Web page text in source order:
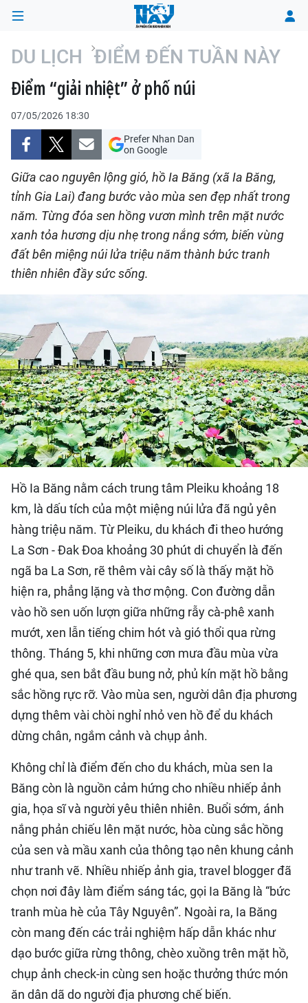
TRANG CHỦ
THỜI SỰ
CHÍNH TRỊ
XÃ HỘI
KINH TẾ
ĐÔ THỊ
VĂN HÓA - VĂN NGHỆ
QUỐC TẾ
THỂ THAO
DU LỊCH
HỒ SƠ - TƯ LIỆU
NHÂN DÂN ĐIỆN TỬ
NHÂN DÂN HẰNG THÁNG
NHÂN DÂN CUỐI TUẦN
DU LỊCH ĐIỂM ĐẾN TUẦN NÀY
Điểm “giải nhiệt” ở phố núi
07/05/2026 18:30
Prefer Nhan Dan
on Google
Giữa cao nguyên lộng gió, hồ Ia Băng (xã Ia Băng,
tỉnh Gia Lai) đang bước vào mùa sen đẹp nhất trong
năm. Từng đóa sen hồng vươn mình trên mặt nước
xanh tỏa hương dịu nhẹ trong nắng sớm, biến vùng
đất bên miệng núi lửa triệu năm thành bức tranh
thiên nhiên đầy sức sống.
Hồ Ia Băng nằm cách trung tâm Pleiku khoảng 18
km, là dấu tích của một miệng núi lửa đã ngủ yên
hàng triệu năm. Từ Pleiku, du khách đi theo hướng
La Sơn - Đak Đoa khoảng 30 phút di chuyển là đến
ngã ba La Sơn, rẽ thêm vài cây số là thấy mặt hồ
hiện ra, phẳng lặng và thơ mộng. Con đường dẫn
vào hồ sen uốn lượn giữa những rẫy cà-phê xanh
mướt, xen lẫn tiếng chim hót và gió thổi qua rừng
thông. Tháng 5, khi những cơn mưa đầu mùa vừa
ghé qua, sen bắt đầu bung nở, phủ kín mặt hồ bằng
sắc hồng rực rỡ. Vào mùa sen, người dân địa phương
dựng thêm vài chòi nghỉ nhỏ ven hồ để du khách
dừng chân, ngắm cảnh và chụp ảnh.
Không chỉ là điểm đến cho du khách, mùa sen Ia
Băng còn là nguồn cảm hứng cho nhiều nhiếp ảnh
gia, họa sĩ và người yêu thiên nhiên. Buổi sớm, ánh
nắng phản chiếu lên mặt nước, hòa cùng sắc hồng
của sen và mầu xanh của thông tạo nên khung cảnh
như tranh vẽ. Nhiều nhiếp ảnh gia, travel blogger đã
chọn nơi đây làm điểm sáng tác, gọi Ia Băng là “bức
tranh mùa hè của Tây Nguyên”. Ngoài ra, Ia Băng
còn mang đến các trải nghiệm hấp dẫn khác như
dạo bước giữa rừng thông, chèo xuồng trên mặt hồ,
chụp ảnh check-in cùng sen hoặc thưởng thức món
ăn dân dã do người địa phương chế biến.